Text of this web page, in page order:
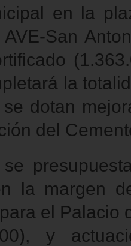
en la
San
la
dotan
del
la margen
el
y